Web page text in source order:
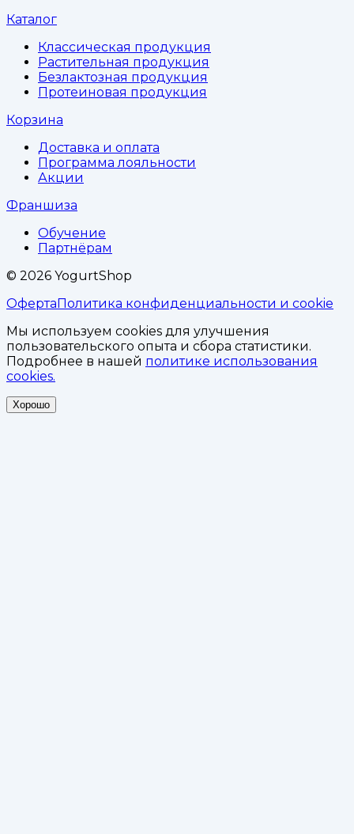
Каталог
Классическая продукция
Растительная продукция
Безлактозная продукция
Протеиновая продукция
Корзина
Доставка и оплата
Программа лояльности
Акции
Франшиза
Обучение
Партнёрам
© 2026 YogurtShop
ОфертаПолитика конфиденциальности и cookie
Мы используем cookies для улучшения
пользовательского опыта и сбора статистики.
Подробнее в нашей политике использования
cookies.
Хорошо